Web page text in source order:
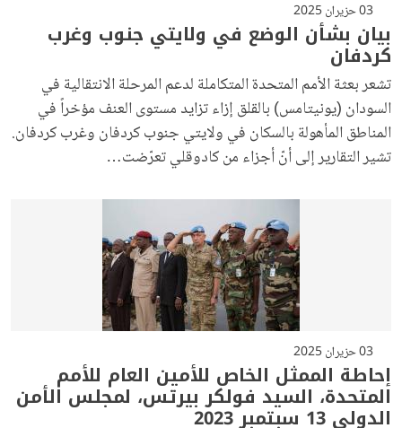
03 حزيران 2025
بيان بشأن الوضع في ولايتي جنوب وغرب
كردفان
تشعر بعثة الأمم المتحدة المتكاملة لدعم المرحلة الانتقالية في
السودان (يونيتامس) بالقلق إزاء تزايد مستوى العنف مؤخراً في
المناطق المأهولة بالسكان في ولايتي جنوب كردفان وغرب كردفان.
تشير التقارير إلى أنّ أجزاء من كادوقلي تعرّضت…
03 حزيران 2025
إحاطة الممثل الخاص للأمين العام للأمم
المتحدة، السيد فولكر بيرتس، لمجلس الأمن
الدولي 13 سبتمبر 2023